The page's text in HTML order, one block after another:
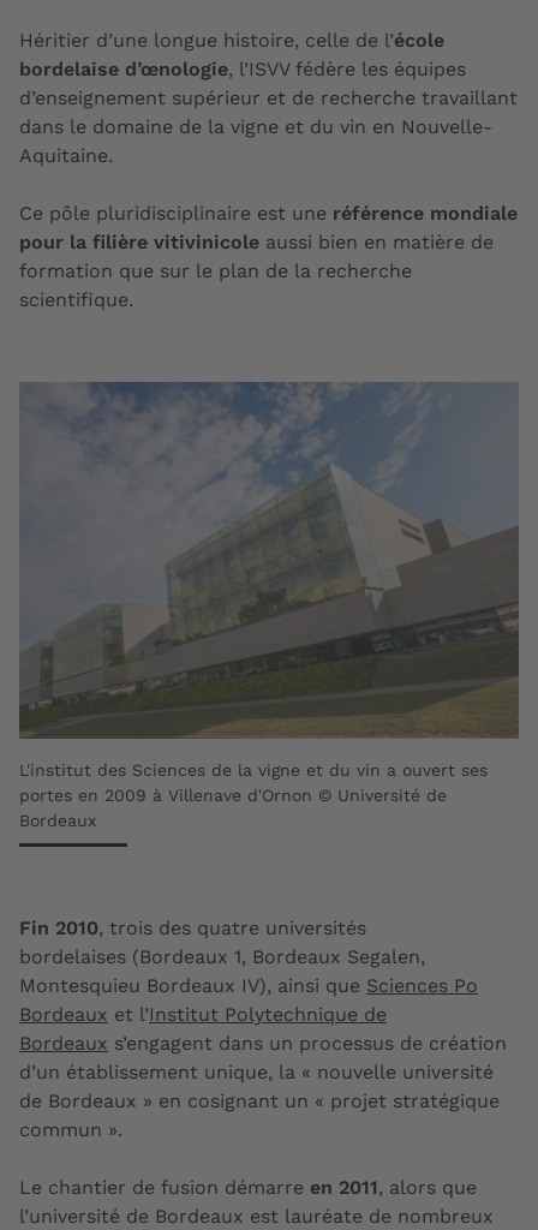
Héritier d’une longue histoire, celle de l’école
bordelaise d’œnologie, l’ISVV fédère les équipes
d’enseignement supérieur et de recherche travaillant
dans le domaine de la vigne et du vin en Nouvelle-
Aquitaine.
Ce pôle pluridisciplinaire est une référence mondiale
pour la filière vitivinicole aussi bien en matière de
formation que sur le plan de la recherche
scientifique.
L'institut des Sciences de la vigne et du vin a ouvert ses
portes en 2009 à Villenave d'Ornon © Université de
Bordeaux
Fin 2010, trois des quatre universités
bordelaises (Bordeaux 1, Bordeaux Segalen,
Montesquieu Bordeaux IV), ainsi que Sciences Po
Bordeaux et l’Institut Polytechnique de
Bordeaux s’engagent dans un processus de création
d’un établissement unique, la « nouvelle université
de Bordeaux » en cosignant un « projet stratégique
commun ».
Le chantier de fusion démarre en 2011, alors que
l’université de Bordeaux est lauréate de nombreux